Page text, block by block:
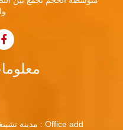
Office add : مدينة تشينغتشو، مقاطعة شاندونغ، الصين